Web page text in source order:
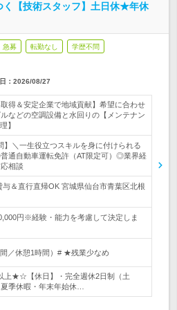
く【技術スタッフ】土日休★年休
急募 転勤なし 学歴不問
： 2026/08/27
取得＆安定企業で地域貢献】希望に合わせ
などの空調設備と水回りの【メンテナン
】
】＼一生役立つスキルを身に付けられる
通自動車運転免許（AT限定可）◎業界経
相談
＆直行直帰OK 宮城県仙台市青葉区北根
円※経験・能力を考慮して決定しま
／休憩1時間）# ★残業少なめ
★☆【休日】・完全週休2日制（土
季休暇・年末年始休…